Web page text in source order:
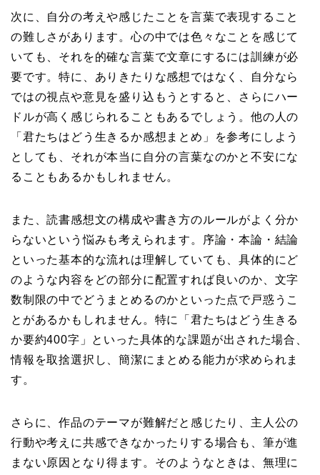
次に、自分の考えや感じたことを言葉で表現すること
の難しさがあります。心の中では色々なことを感じて
いても、それを的確な言葉で文章にするには訓練が必
要です。特に、ありきたりな感想ではなく、自分なら
ではの視点や意見を盛り込もうとすると、さらにハー
ドルが高く感じられることもあるでしょう。他の人の
「君たちはどう生きるか感想まとめ」を参考にしよう
としても、それが本当に自分の言葉なのかと不安にな
ることもあるかもしれません。
また、読書感想文の構成や書き方のルールがよく分か
らないという悩みも考えられます。序論・本論・結論
といった基本的な流れは理解していても、具体的にど
のような内容をどの部分に配置すれば良いのか、文字
数制限の中でどうまとめるのかといった点で戸惑うこ
とがあるかもしれません。特に「君たちはどう生きる
か要約400字」といった具体的な課題が出された場合、
情報を取捨選択し、簡潔にまとめる能力が求められま
す。
さらに、作品のテーマが難解だと感じたり、主人公の
行動や考えに共感できなかったりする場合も、筆が進
まない原因となり得ます。そのようなときは、無理に